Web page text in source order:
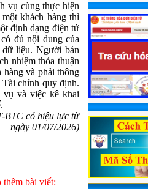
vụ cùng thực hiện
khách hàng thì
định dạng điện tử
đủ nội dung của
dữ liệu. Người bán
nhiệm thỏa thuận
và phải thông
Tài chính quy định.
vụ và việc kê khai
BTC có hiệu lực từ
ngày 01/07/2026)
thêm bài viết: